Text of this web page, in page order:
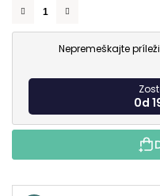
Nepremeškajte
0d